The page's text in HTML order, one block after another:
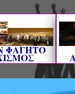
ΦΑΓΗΤΟ